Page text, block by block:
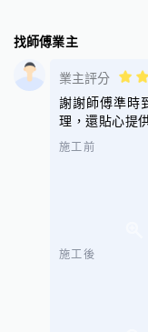
找師傅業主
業主評分
謝謝師傅準時
理，還貼心提
施工前
施工後